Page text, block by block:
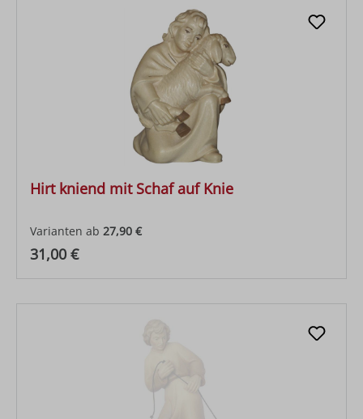
Hirt kniend mit Schaf auf Knie
Varianten ab 27,90 €
Regulärer Preis:
31,00 €